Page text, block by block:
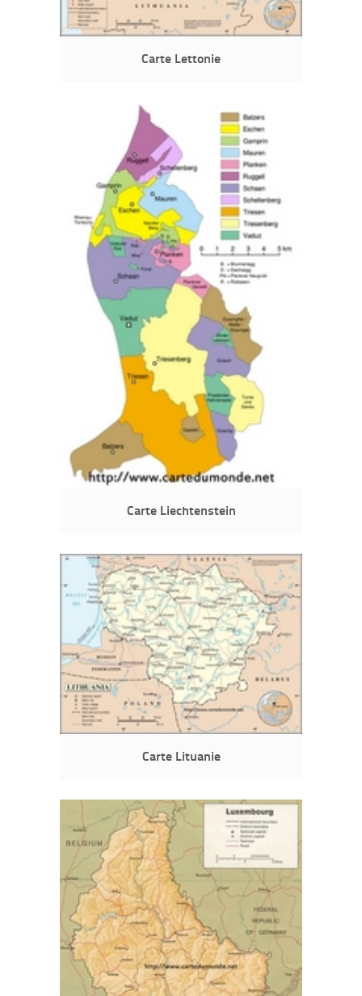
Carte Lettonie
Carte Liechtenstein
Carte Lituanie